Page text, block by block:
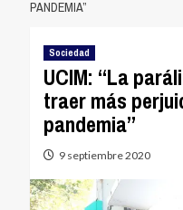
PANDEMIA”
Sociedad
UCIM: “La
traer más
pandemia”
9 septiembre 2020